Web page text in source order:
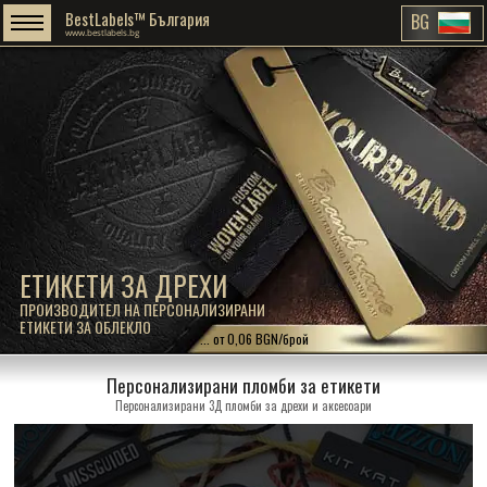
ЕТИКЕТИ ЗА ДРЕХИ
ПРОИЗВОДИТЕЛ НА ПЕРСОНАЛИЗИРАНИ
ЕТИКЕТИ ЗА ОБЛЕКЛО
BestLabels™ България
www.bestlabels.bg BG
... от 0,06 BGN/брой
Персонализирани пломби за етикети
Персонализирани 3Д пломби за дрехи и аксесоари